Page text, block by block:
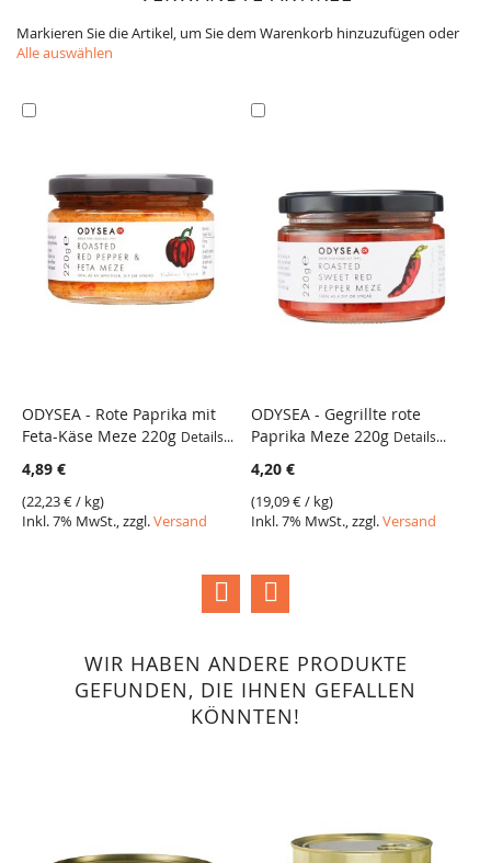
Markieren Sie die Artikel, um Sie dem Warenkorb hinzuzufügen oder
Alle auswählen
VERGLEICH
ODYSEA - Rote Paprika mit
Feta-Käse Meze 220g Details...
4,89 €
(22,23 €/ kg)
Inkl. 7% MwSt., zzgl.Versand
VERGLEICH
ODYSEA - Gegrillte rote
Paprika Meze 220g Details...
4,20 €
(19,09 €/ kg)
Inkl. 7% MwSt., zzgl.Versand
WIR HABEN ANDERE PRODUKTE
GEFUNDEN, DIE IHNEN GEFALLEN
KÖNNTEN!